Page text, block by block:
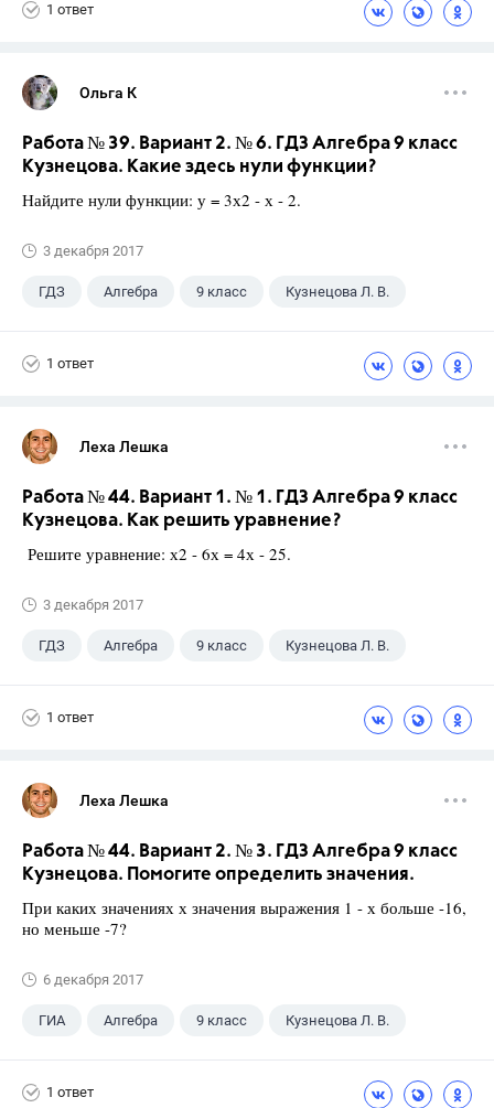
1 ответ
Ольга К
Работа № 39. Вариант 2. № 6. ГДЗ Алгебра 9 класс
Кузнецова. Какие здесь нули функции?
Найдите нули функции: у = 3х2 - х - 2.
3 декабря 2017
ГДЗ Алгебра 9 класс Кузнецова Л. В.
1 ответ
Леха Лешка
Работа № 44. Вариант 1. № 1. ГДЗ Алгебра 9 класс
Кузнецова. Как решить уравнение?
Решите уравнение: х2 - 6х = 4х - 25.
3 декабря 2017
ГДЗ Алгебра 9 класс Кузнецова Л. В.
1 ответ
Леха Лешка
Работа № 44. Вариант 2. № 3. ГДЗ Алгебра 9 класс
Кузнецова. Помогите определить значения.
При каких значениях х значения выражения 1 - х больше -16,
но меньше -7?
6 декабря 2017
ГИА Алгебра 9 класс Кузнецова Л. В.
1 ответ